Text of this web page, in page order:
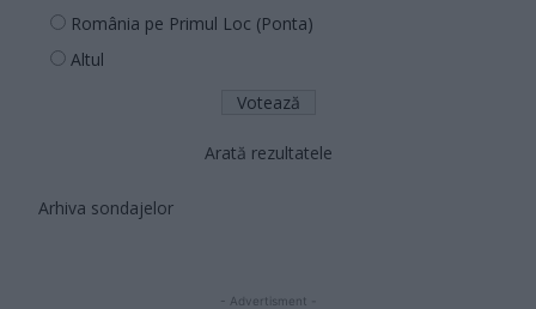
România pe Primul Loc (Ponta)
Altul
Arată rezultatele
Arhiva sondajelor
- Advertisment -